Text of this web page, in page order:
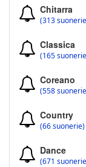
Chitarra
(313
Classica
(165
Coreano
(558
Country
(66 suonerie)
Dance
(671